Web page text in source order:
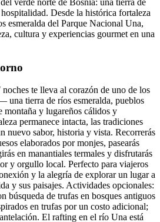
Desde la histórica fortaleza
esmeralda del Parque Nacional Una,
cultura y experiencias gourmet en una
te lleva al corazón de uno de los
una tierra de ríos esmeralda, pueblos
montaña y lugareños cálidos y
permanece intacta, las tradiciones
nuevo sabor, historia y vista. Recorrerás
elaborados por monjes, pasearás
en manantiales termales y disfrutarás
y orgullo local. Perfecto para viajeros
y la alegría de explorar un lugar a
y sus paisajes. Actividades opcionales:
búsqueda de trufas en bosques antiguos
en trufas por un costo adicional;
El rafting en el río Una está